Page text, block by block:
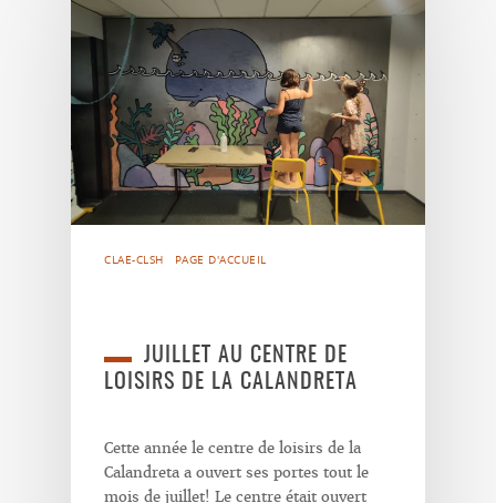
CLAE-CLSH PAGE D'ACCUEIL
JUILLET AU CENTRE DE
LOISIRS DE LA CALANDRETA
Cette année le centre de loisirs de la
Calandreta a ouvert ses portes tout le
mois de juillet! Le centre était ouvert